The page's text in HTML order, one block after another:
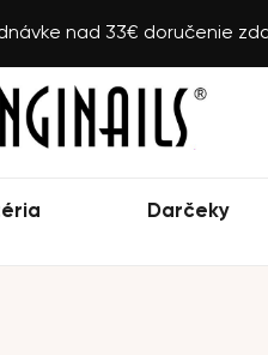
nad 33€ doručenie
Darčeky